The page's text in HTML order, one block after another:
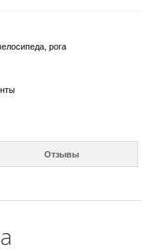
рога
Отзывы